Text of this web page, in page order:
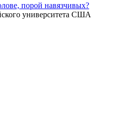
порой навязчивых?
университета США